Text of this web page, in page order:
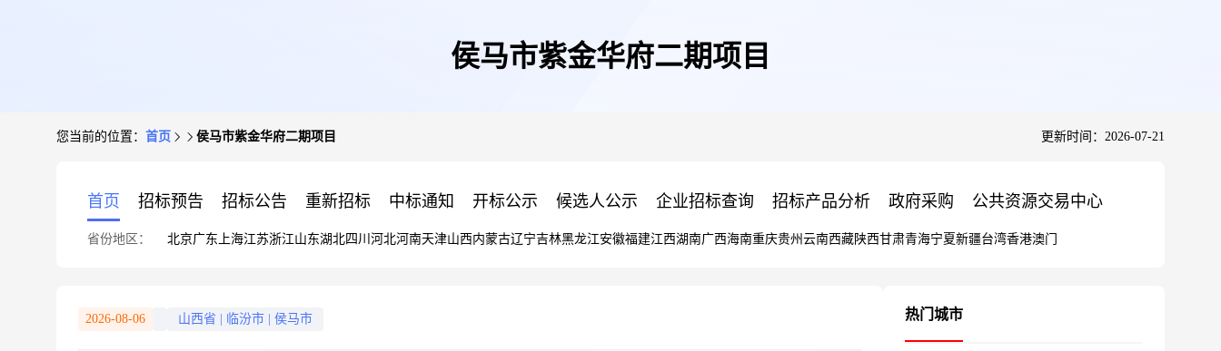
侯马市紫金华府二期项目
您当前的位置： 首页 侯马市紫金华府二期项目 更新时间：2026-07-21
首页 招标预告 招标公告 重新招标 中标通知 开标公示 候选人公示 企业招标查询 招标产品分析 政府采购 公共资源交易中心
省份地区： 北京广东 上海江苏浙江山东湖北四川 河北河南天津山西内蒙古辽宁吉林黑龙江安徽福建江西湖南广西海南重庆贵州 云南西藏陕西甘肃青海宁夏新疆台湾香港澳门
2026-08-06 山西省 临汾市 侯马市 热门城市